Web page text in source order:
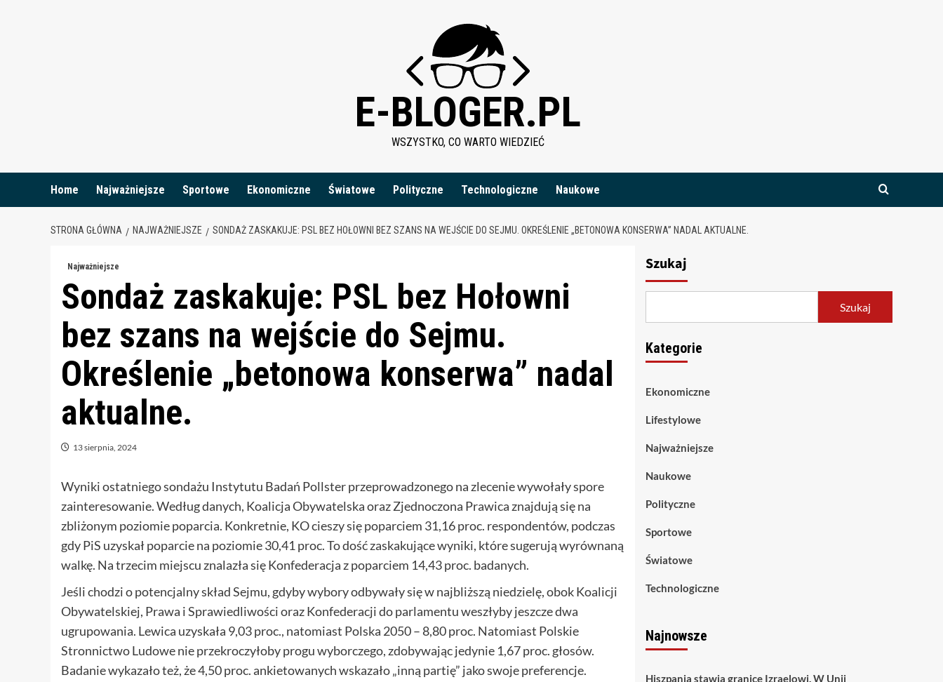
E-BLOGER.PL
WSZYSTKO, CO WARTO WIEDZIEĆ
Home Najważniejsze Sportowe Ekonomiczne Światowe Polityczne Technologiczne Naukowe
STRONA GŁÓWNA NAJWAŻNIEJSZE SONDAŻ ZASKAKUJE: PSL BEZ HOŁOWNI BEZ SZANS NA WEJŚCIE DO SEJMU. OKREŚLENIE „BETONOWA KONSERWA” NADAL AKTUALNE.
Najważniejsze
Sondaż zaskakuje: PSL bez Hołowni
bez szans na wejście do Sejmu.
Określenie „betonowa konserwa” nadal
aktualne.
13 sierpnia, 2024
Wyniki ostatniego sondażu Instytutu Badań Pollster przeprowadzonego na zlecenie wywołały spore
zainteresowanie. Według danych, Koalicja Obywatelska oraz Zjednoczona Prawica znajdują się na
zbliżonym poziomie poparcia. Konkretnie, KO cieszy się poparciem 31,16 proc. respondentów, podczas
gdy PiS uzyskał poparcie na poziomie 30,41 proc. To dość zaskakujące wyniki, które sugerują wyrównaną
walkę. Na trzecim miejscu znalazła się Konfederacja z poparciem 14,43 proc. badanych.
Jeśli chodzi o potencjalny skład Sejmu, gdyby wybory odbywały się w najbliższą niedzielę, obok Koalicji
Obywatelskiej, Prawa i Sprawiedliwości oraz Konfederacji do parlamentu weszłyby jeszcze dwa
ugrupowania. Lewica uzyskała 9,03 proc., natomiast Polska 2050 – 8,80 proc. Natomiast Polskie
Stronnictwo Ludowe nie przekroczyłoby progu wyborczego, zdobywając jedynie 1,67 proc. głosów.
Badanie wykazało też, że 4,50 proc. ankietowanych wskazało „inną partię” jako swoje preferencje.
Szukaj
Szukaj
Kategorie
Ekonomiczne
Lifestylowe
Najważniejsze
Naukowe
Polityczne
Sportowe
Światowe
Technologiczne
Najnowsze
Hiszpania stawia granice Izraelowi. W Unii